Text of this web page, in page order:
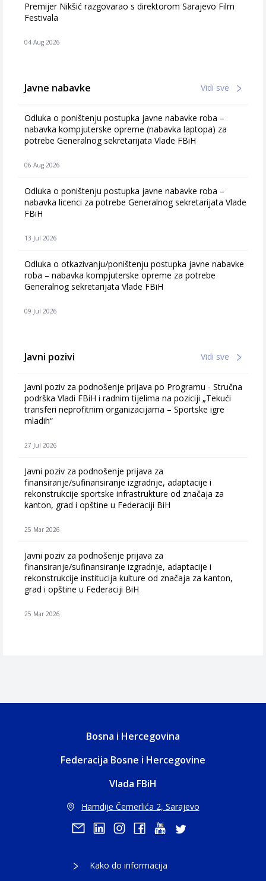
Premijer Nikšić razgovarao s direktorom Sarajevo Film
Festivala
04 Aug 2026
Javne nabavke Vidi sve
Odluka o poništenju postupka javne nabavke roba –
nabavka kompjuterske opreme (nabavka laptopa) za
potrebe Generalnog sekretarijata Vlade FBiH
06 Aug 2026
Odluka o poništenju postupka javne nabavke roba –
nabavka licenci za potrebe Generalnog sekretarijata Vlade
FBiH
13 Jul 2026
Odluka o otkazivanju/poništenju postupka javne nabavke
roba – nabavka kompjuterske opreme za potrebe
Generalnog sekretarijata Vlade FBiH
09 Jul 2026
Javni pozivi Vidi sve
Javni poziv za podnošenje prijava po Programu - Stručna
podrška Vladi FBiH i radnim tijelima na poziciji „Tekući
transferi neprofitnim organizacijama – Sportske igre
mladih“
27 Jul 2026
Javni poziv za podnošenje prijava za
finansiranje/sufinansiranje izgradnje, adaptacije i
rekonstrukcije sportske infrastrukture od značaja za
kanton, grad i opštine u Federaciji BiH
25 Mar 2026
Javni poziv za podnošenje prijava za
finansiranje/sufinansiranje izgradnje, adaptacije i
rekonstrukcije institucija kulture od značaja za kanton,
grad i opštine u Federaciji BiH
25 Mar 2026
Bosna i Hercegovina
Federacija Bosne i Hercegovine
Vlada FBiH
Hamdije Čemerlića 2, Sarajevo
Kako do informacija